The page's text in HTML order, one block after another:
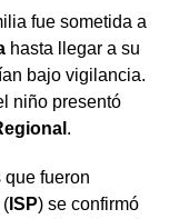
fue sometida a
hasta llegar a su
bajo vigilancia.
niño presentó
.
que fueron
( ISP) se confirmó